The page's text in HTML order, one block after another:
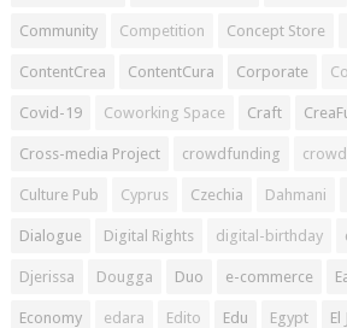
Community Competition Concept Store
ContentCrea ContentCura Corporate
Covid-19 Coworking Space Craft
Cross-media Project crowdfunding
Culture Pub Cyprus Czechia Dahmani
Dialogue Digital Rights digital-birthday
Djerissa Dougga Duo e-commerce
Economy edara Edito Edu Egypt El